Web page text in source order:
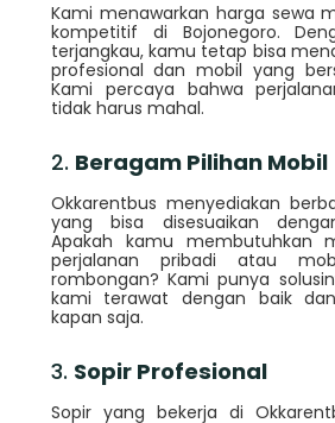
Kami menawarkan harga sewa
kompetitif di Bojonegoro.
terjangkau, kamu tetap bisa
profesional dan mobil yang
Kami percaya bahwa
tidak harus mahal.
2. Beragam Pilihan Mobil
Okkarentbus menyediakan
yang bisa disesuaikan
Apakah kamu membutuhkan
perjalanan pribadi atau
rombongan? Kami punya
kami terawat dengan baik
kapan saja.
3. Sopir Profesional
Sopir yang bekerja di